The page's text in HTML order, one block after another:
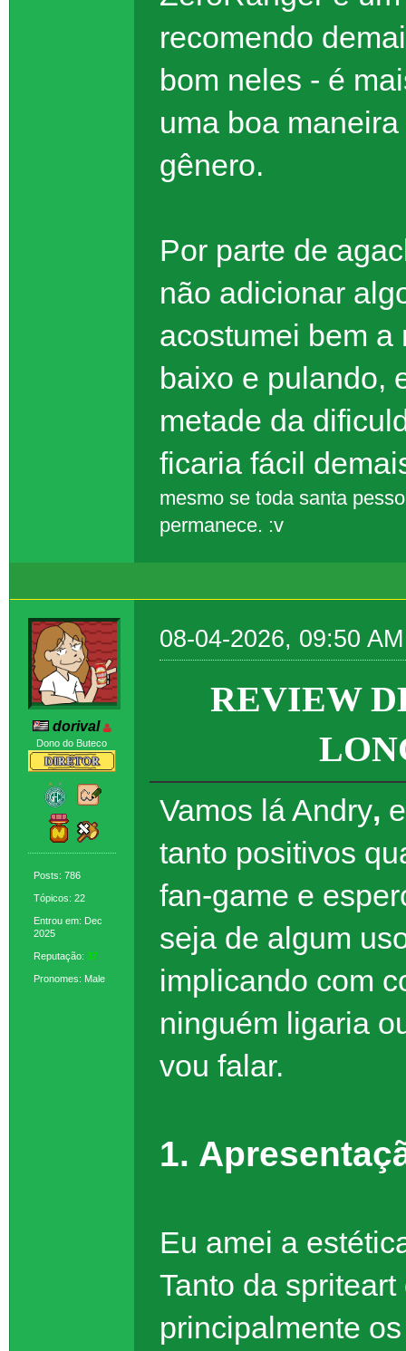
recomendo
bom neles - é
uma boa
gênero.
Por parte de
não adicionar
acostumei bem a
baixo e pulando,
metade da
ficaria fácil
mesmo se toda santa
permanece. :v
dorival
Dono do Buteco
Posts: 786
Tópicos: 22
Entrou em: Dec
2025
Reputação: 37
Pronomes: Male
08-04-2026, 09:50 AM
REVIEW
Vamos lá Andry,
tanto positivos
fan-game e
seja de algum
implicando com
ninguém ligaria
vou falar.
1.
Eu amei a
Tanto da
principalmente